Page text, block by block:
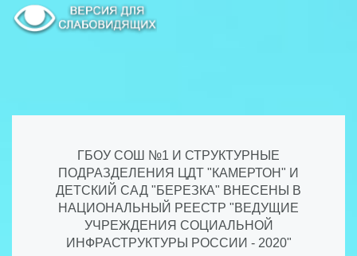
ГБОУ СОШ №1 И СТРУКТУРНЫЕ
ПОДРАЗДЕЛЕНИЯ ЦДТ "КАМЕРТОН" И
ДЕТСКИЙ САД "БЕРЕЗКА" ВНЕСЕНЫ В
НАЦИОНАЛЬНЫЙ РЕЕСТР "ВЕДУЩИЕ
УЧРЕЖДЕНИЯ СОЦИАЛЬНОЙ
ИНФРАСТРУКТУРЫ РОССИИ - 2020"